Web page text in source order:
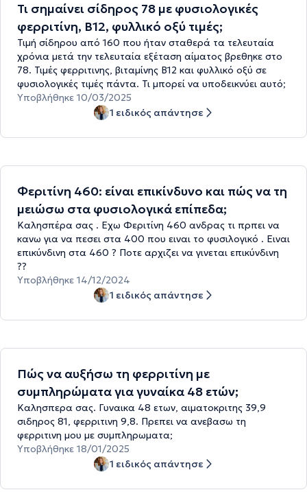
Τι σημαίνει σίδηρος 78 με φυσιολογικές
φερριτίνη, Β12, φυλλικό οξύ τιμές;
Τιμή σίδηρου από 160 που ήταν σταθερά τα τελευταία
χρόνια μετά την τελευταία εξέταση αίματος βρεθηκε στο
78. Τιμές φερριτινης, βιταμίνης Β12 και φυλλικό οξύ σε
φυσιολογικές τιμές πάντα. Τι μπορεί να υποδεικνύει αυτό;
Υποβλήθηκε 10/03/2025
1 ειδικός απάντησε
Φεριτίνη 460: είναι επικίνδυνο και πώς να τη
μειώσω στα φυσιολογικά επίπεδα;
Καλησπέρα σας . Εχω Φεριτίνη 460 ανδρας τι πρπει να
κανω για να πεσει στα 400 που ειναι το φυσιλογικό . Ειναι
επικύνδινη στα 460 ? Ποτε αρχιζει να γινεται επικύνδινη
??
Υποβλήθηκε 14/12/2024
1 ειδικός απάντησε
Πώς να αυξήσω τη φερριτίνη με
συμπληρώματα για γυναίκα 48 ετών;
Καλησπερα σας. Γυναικα 48 ετων, αιματοκριτης 39,9
σιδηρος 81, φερριτινη 9,8. Πρεπει να ανεβασω τη
φερριτινη μου με συμπληρωματα;
Υποβλήθηκε 18/01/2025
1 ειδικός απάντησε